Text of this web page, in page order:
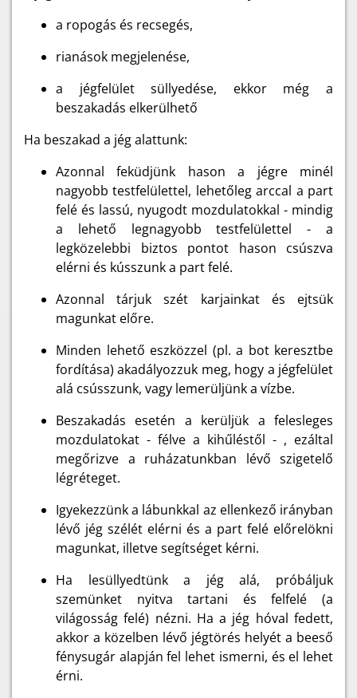
a ropogás és recsegés,
rianások megjelenése,
a jégfelület süllyedése, ekkor még a
beszakadás elkerülhető
Ha beszakad a jég alattunk:
Azonnal feküdjünk hason a jégre minél
nagyobb testfelülettel, lehetőleg arccal a part
felé és lassú, nyugodt mozdulatokkal - mindig
a lehető legnagyobb testfelülettel - a
legközelebbi biztos pontot hason csúszva
elérni és kússzunk a part felé.
Azonnal tárjuk szét karjainkat és ejtsük
magunkat előre.
Minden lehető eszközzel (pl. a bot keresztbe
fordítása) akadályozzuk meg, hogy a jégfelület
alá csússzunk, vagy lemerüljünk a vízbe.
Beszakadás esetén a kerüljük a felesleges
mozdulatokat - félve a kihűléstől - , ezáltal
megőrizve a ruházatunkban lévő szigetelő
légréteget.
Igyekezzünk a lábunkkal az ellenkező irányban
lévő jég szélét elérni és a part felé előrelökni
magunkat, illetve segítséget kérni.
Ha lesüllyedtünk a jég alá, próbáljuk
szemünket nyitva tartani és felfelé (a
világosság felé) nézni. Ha a jég hóval fedett,
akkor a közelben lévő jégtörés helyét a beeső
fénysugár alapján fel lehet ismerni, és el lehet
érni.